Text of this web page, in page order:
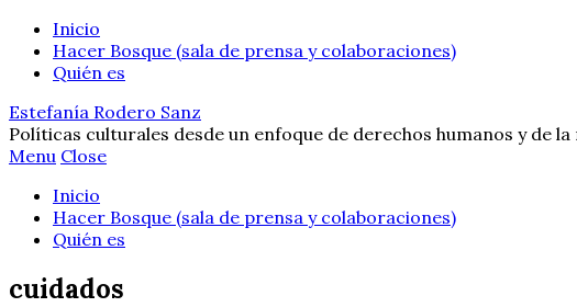
Inicio
Hacer Bosque (sala de prensa y colaboraciones)
Quién es
Estefanía Rodero Sanz
Políticas culturales desde un enfoque de derechos humanos y de
Menu Close
Inicio
Hacer Bosque (sala de prensa y colaboraciones)
Quién es
cuidados